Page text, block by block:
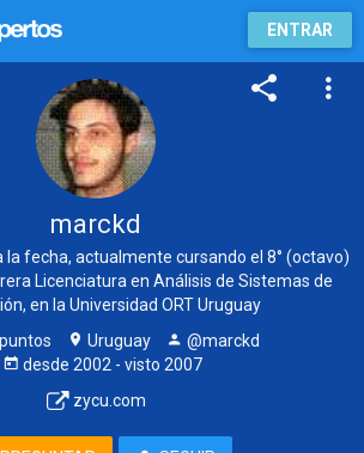
ENTRAR
marckd
la fecha, actualmente cursando el 8° (octavo)
Licenciatura en Análisis de Sistemas de
en la Universidad ORT Uruguay
Uruguay
@marckd
desde 2002 - visto 2007
zycu.com